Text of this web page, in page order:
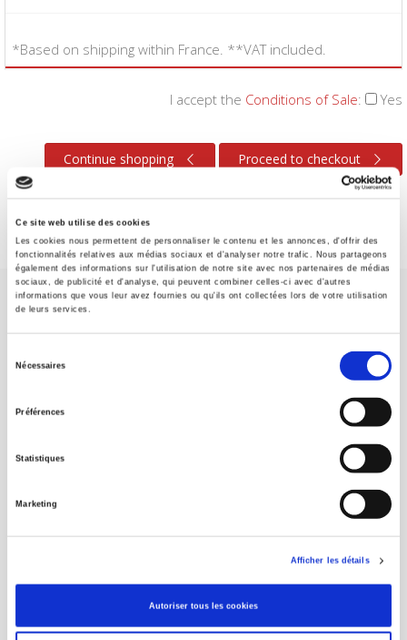
Ce site web utilise des cookies
Les cookies nous permettent de personnaliser le contenu et les annonces, d'offrir des
fonctionnalités relatives aux médias sociaux et d'analyser notre trafic. Nous partageons
également des informations sur l'utilisation de notre site avec nos partenaires de médias
sociaux, de publicité et d'analyse, qui peuvent combiner celles-ci avec d'autres
informations que vous leur avez fournies ou qu'ils ont collectées lors de votre utilisation
de leurs services.
Nécessaires
Préférences
Statistiques
Marketing
Afficher les détails
Autoriser tous les cookies
*Based on shipping within France. **VAT included.
I accept the Conditions of Sale: Yes
Continue shopping Proceed to checkout
SCIENCES PO UNIVERSITY PRESS has a threefold role: to publish
original research, to edit reference works for student use, and to
help public and political debate.
FOREIGN RIGHTS
FOR BOOKSHOPS